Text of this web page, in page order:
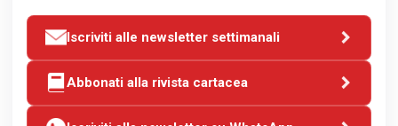
Iscriviti alle newsletter settimanali
Abbonati alla rivista cartacea